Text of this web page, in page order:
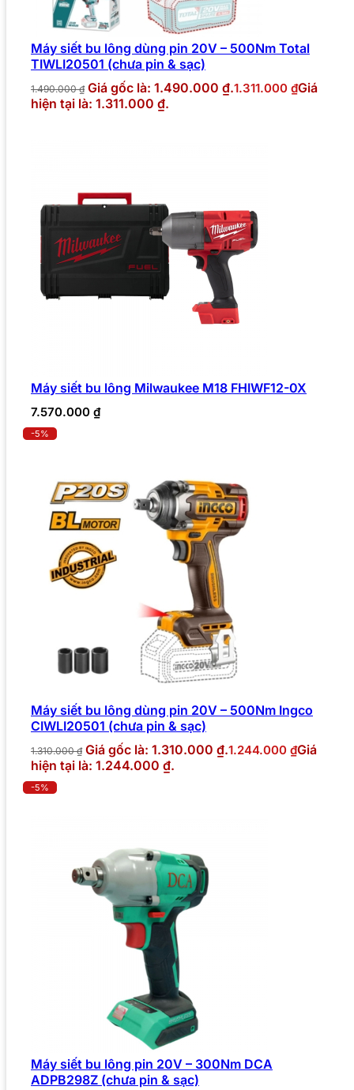
Máy siết bu lông dùng pin 20V – 500Nm Total
TIWLI20501 (chưa pin & sạc)
1.490.000₫ Giá gốc là: 1.490.000 ₫.1.311.000 ₫Giá
hiện tại là: 1.311.000 ₫.
Máy siết bu lông Milwaukee M18 FHIWF12-0X
7.570.000 ₫
-5%
Máy siết bu lông dùng pin 20V – 500Nm Ingco
CIWLI20501 (chưa pin & sạc)
1.310.000₫ Giá gốc là: 1.310.000 ₫.1.244.000 ₫Giá
hiện tại là: 1.244.000 ₫.
-5%
Máy siết bu lông pin 20V – 300Nm DCA
ADPB298Z (chưa pin & sạc)